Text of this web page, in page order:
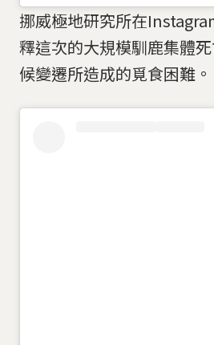
挪威極地研究所在
釋這次的大規模馴鹿集體
候變遷所造成的覓食困難。